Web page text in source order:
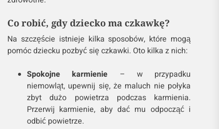
Co robić, gdy dziecko ma czkawkę?
Na szczęście istnieje kilka sposobów, które mogą
pomóc dziecku pozbyć się czkawki. Oto kilka z nich:
Spokojne karmienie – w przypadku
niemowląt, upewnij się, że maluch nie połyka
zbyt dużo powietrza podczas karmienia.
Przerwij karmienie, aby dać mu odpocząć i
odbić powietrze.